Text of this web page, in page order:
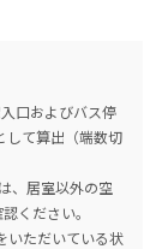
口およびバス停
して算出（端数切
、居室以外の空
ください。
いただいている状